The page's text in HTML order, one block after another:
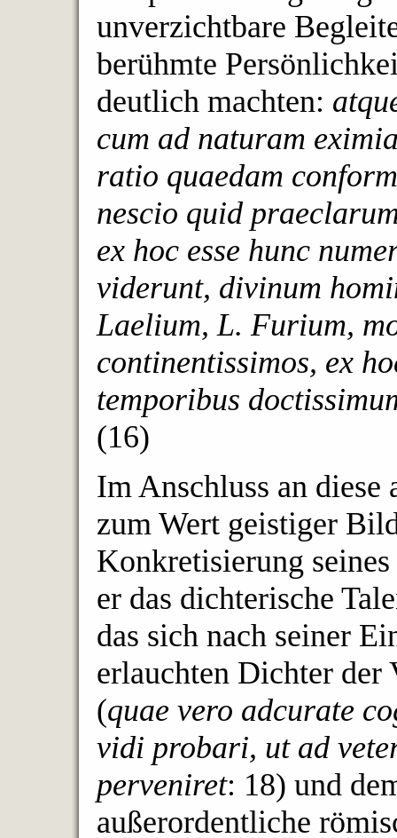
unverzichtbare
berühmte
deutlich machten:
cum ad naturam
ratio quaedam
nescio quid
ex hoc esse hunc
viderunt, divinum
Laelium, L. Furium,
continentissimos, ex
temporibus
(16)
Im Anschluss an
zum Wert geistiger
Konkretisierung
er das dichterische
das sich nach seiner
erlauchten Dichter der
(quae vero adcurate
vidi probari, ut ad
perveniret: 18) und
außerordentliche